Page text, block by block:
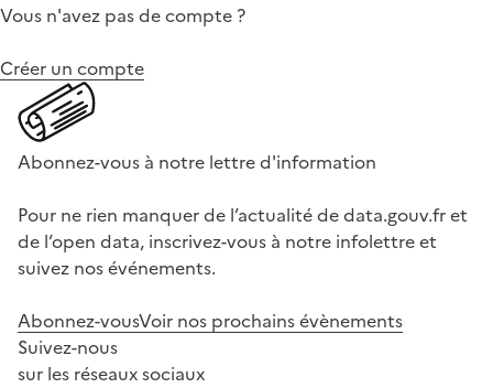
Vous n'avez pas de compte ?
Créer un compte
Abonnez-vous à notre lettre d'information
Pour ne rien manquer de l’actualité de data.gouv.fr et
de l’open data, inscrivez-vous à notre infolettre et
suivez nos événements.
Abonnez-vousVoir nos prochains évènements
Suivez-nous
sur les réseaux sociaux